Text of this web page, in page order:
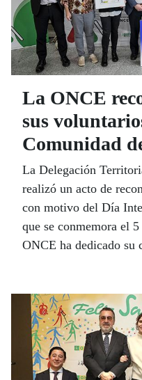
La ONCE
sus
Comunidad
La Delegación
realizó un acto de
con motivo del Día
que se conmemora el
ONCE ha dedicado su